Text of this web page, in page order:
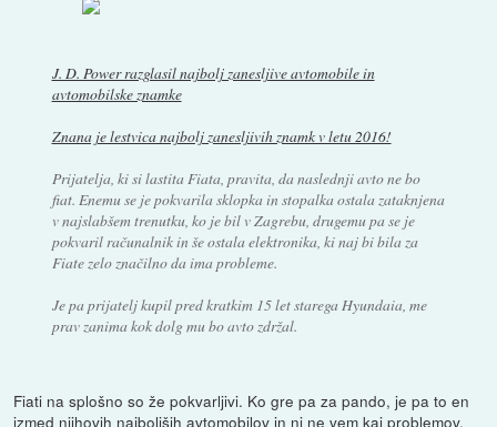
J. D. Power razglasil najbolj zanesljive avtomobile in
avtomobilske znamke
Znana je lestvica najbolj zanesljivih znamk v letu 2016!
Prijatelja, ki si lastita Fiata, pravita, da naslednji avto ne bo
fiat. Enemu se je pokvarila sklopka in stopalka ostala zataknjena
v najslabšem trenutku, ko je bil v Zagrebu, drugemu pa se je
pokvaril računalnik in še ostala elektronika, ki naj bi bila za
Fiate zelo značilno da ima probleme.
Je pa prijatelj kupil pred kratkim 15 let starega Hyundaia, me
prav zanima kok dolg mu bo avto zdržal.
Fiati na splošno so že pokvarljivi. Ko gre pa za pando, je pa to en
izmed njihovih najboljših avtomobilov in ni ne vem kaj problemov.